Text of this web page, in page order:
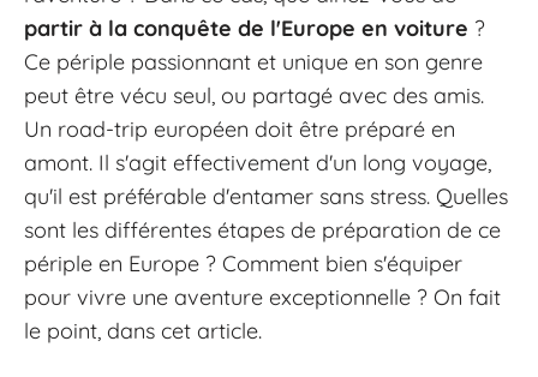
partir à la conquête de l'Europe en voiture ?
Ce périple passionnant et unique en son genre
peut être vécu seul, ou partagé avec des amis.
Un road-trip européen doit être préparé en
amont. Il s'agit effectivement d'un long voyage,
qu'il est préférable d'entamer sans stress. Quelles
sont les différentes étapes de préparation de ce
périple en Europe ? Comment bien s'équiper
pour vivre une aventure exceptionnelle ? On fait
le point, dans cet article.